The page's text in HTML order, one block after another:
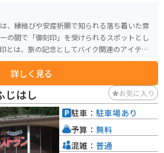
、縁結びや安産祈願で知られる落ち着いた雰
の間で「御刻印」を受けられるスポットとし
とは、旅の記念としてバイク関連のアイテム
い出づくりに人気です。 境内は静かで
り、ゆっくりと参拝できるのも魅力の一つ。
ているため訪れやすく、周辺の観光地とあわ
す。旅の安全祈願と記念を兼ねて訪れるのに
しい神社です。
詳しく見る
じはし お気に入り
駐車： 駐車場あり
予算： 無料
混雑： 普通